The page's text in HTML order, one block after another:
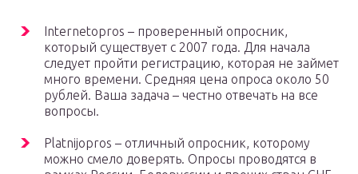
Internetopros – проверенный опросник,
который существует с 2007 года. Для начала
следует пройти регистрацию, которая не займет
много времени. Средняя цена опроса около 50
рублей. Ваша задача – честно отвечать на все
вопросы.
Platnijopros – отличный опросник, которому
можно смело доверять. Опросы проводятся в